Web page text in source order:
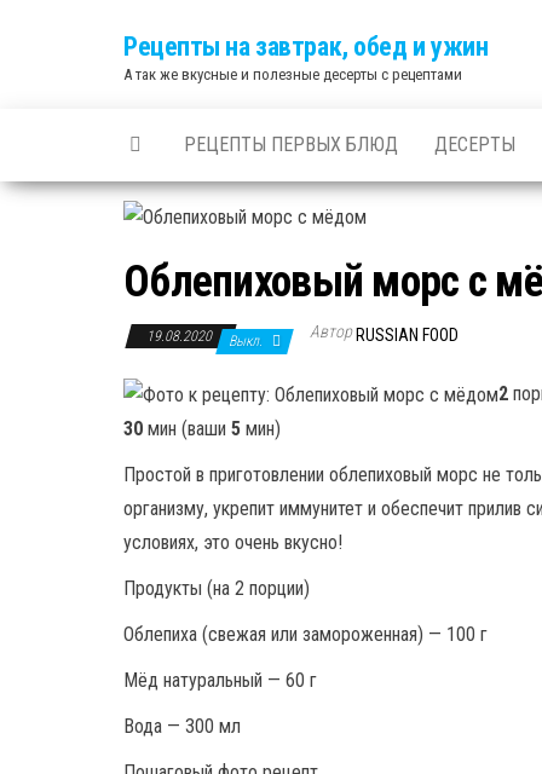
Рецепты на завтрак, обед и ужин
А так же вкусные и полезные десерты с рецептами
РЕЦЕПТЫ ПЕРВЫХ БЛЮД ДЕСЕРТЫ
Облепиховый морс с
19.08.2020 Выкл. Автор RUSSIAN FOOD
2
30 мин (ваши 5 мин)
Простой в приготовлении облепиховый морс не
организму, укрепит иммунитет и обеспечит
условиях, это очень вкусно!
Продукты (на 2 порции)
Облепиха (свежая или замороженная) — 100 г
Мёд натуральный — 60 г
Вода — 300 мл